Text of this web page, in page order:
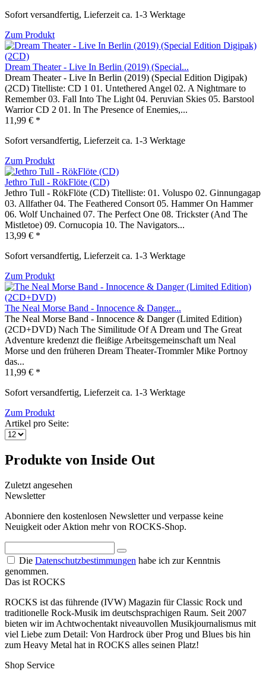
Sofort versandfertig, Lieferzeit ca. 1-3 Werktage
Zum Produkt
Dream Theater - Live In Berlin (2019) (Special...
Dream Theater - Live In Berlin (2019) (Special Edition Digipak)
(2CD) Titelliste: CD 1 01. Untethered Angel 02. A Nightmare to
Remember 03. Fall Into The Light 04. Peruvian Skies 05. Barstool
Warrior CD 2 01. In The Presence of Enemies,...
11,99 € *
Sofort versandfertig, Lieferzeit ca. 1-3 Werktage
Zum Produkt
Jethro Tull - RökFlöte (CD)
Jethro Tull - RökFlöte (CD) Titelliste: 01. Voluspo 02. Ginnungagap
03. Allfather 04. The Feathered Consort 05. Hammer On Hammer
06. Wolf Unchained 07. The Perfect One 08. Trickster (And The
Mistletoe) 09. Cornucopia 10. The Navigators...
13,99 € *
Sofort versandfertig, Lieferzeit ca. 1-3 Werktage
Zum Produkt
The Neal Morse Band - Innocence & Danger...
The Neal Morse Band - Innocence & Danger (Limited Edition)
(2CD+DVD) Nach The Similitude Of A Dream und The Great
Adventure kredenzt die fleißige Arbeitsgemeinschaft um Neal
Morse und den früheren Dream Theater-Trommler Mike Portnoy
das...
11,99 € *
Sofort versandfertig, Lieferzeit ca. 1-3 Werktage
Zum Produkt
Artikel pro Seite:
Produkte von Inside Out
Zuletzt angesehen
Newsletter
Abonniere den kostenlosen Newsletter und verpasse keine
Neuigkeit oder Aktion mehr von ROCKS-Shop.
Die Datenschutzbestimmungen habe ich zur Kenntnis
genommen.
Das ist ROCKS
ROCKS ist das führende (IVW) Magazin für Classic Rock und
traditionelle Rock-Musik im deutschsprachigen Raum. Seit 2007
bieten wir im Achtwochentakt niveauvollen Musikjournalismus mit
viel Liebe zum Detail: Von Hardrock über Prog und Blues bis hin
zum Heavy Metal hat in ROCKS alles seinen Platz!
Shop Service